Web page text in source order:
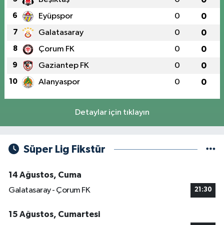
6 Eyüpspor 0 0
7 Galatasaray 0 0
8 Çorum FK 0 0
9 Gaziantep FK 0 0
10 Alanyaspor 0 0
Detaylar için tıklayın
Süper Lig Fikstür
14 Ağustos, Cuma
Galatasaray - Çorum FK
21:30
15 Ağustos, Cumartesi